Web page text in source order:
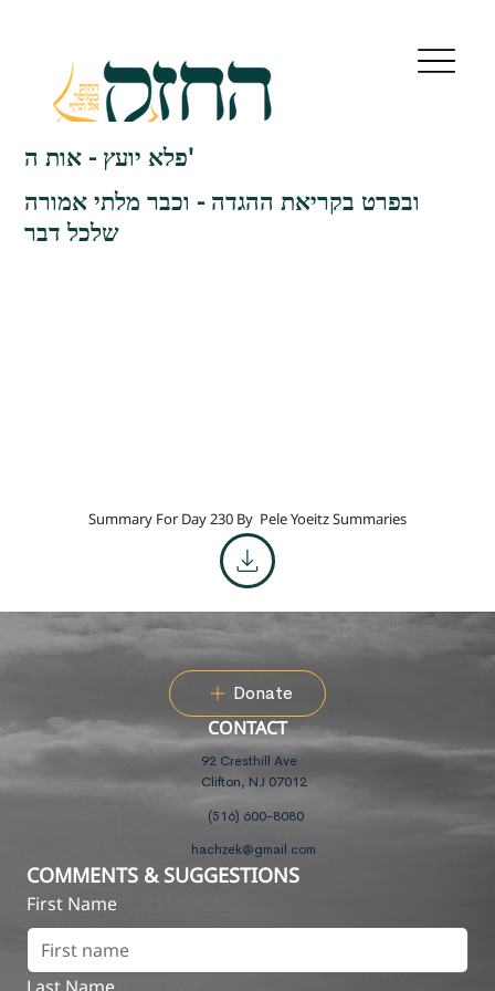
פלא יועץ - אות ה'
ובפרט בקריאת ההגדה - וכבר מלתי אמורה
שלכל דבר
Summary For Day 230 By Pele Yoeitz Summaries
Donate
CONTACT
92 Cresthill Ave
Clifton, NJ 07012
(516) 600-8080
hachzek@gmail.com
COMMENTS & SUGGESTIONS
First Name